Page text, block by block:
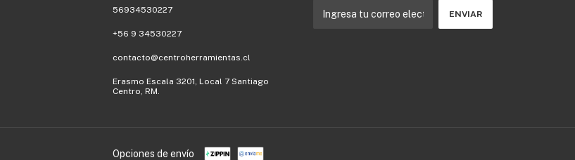
56934530227
+56 9 34530227
contacto@centroherramientas.cl
Erasmo Escala 3201, Local 7 Santiago
Centro, RM.
Opciones de envío